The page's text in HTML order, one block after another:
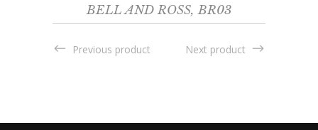
BELL AND ROSS,BR03
Previous product Next product